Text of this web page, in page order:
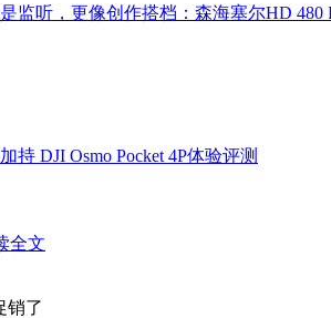
监听，更像创作搭档：森海塞尔HD 480
持 DJI Osmo Pocket 4P体验评测
全文
销了